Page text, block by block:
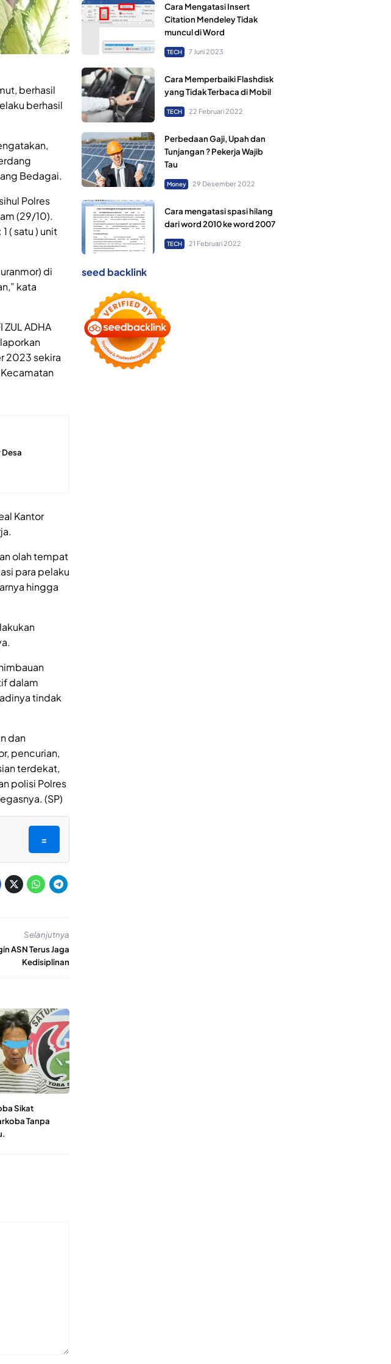
berhasil
berhasil
Bedagai.
Polres
(29/10).
( satu ) unit
di
kata
ADHA
2023 sekira
Kantor
olah tempat
para pelaku
hingga
dalam
tindak
dan
pencurian,
terdekat,
polisi Polres
(SP)
=
Selanjutnya
ASN Terus Jaga
Kedisiplinan
Sikat
Tanpa
Cara Mengatasi Insert
Citation Mendeley Tidak
muncul di Word
TECH 7 Juni 2023
Cara Memperbaiki Flashdisk
yang Tidak Terbaca di Mobil
TECH 22 Februari 2022
Perbedaan Gaji, Upah dan
Tunjangan ? Pekerja Wajib
Tau
Money 29 Desember 2022
Cara mengatasi spasi hilang
dari word 2010 ke word 2007
TECH 21 Februari 2022
seed backlink